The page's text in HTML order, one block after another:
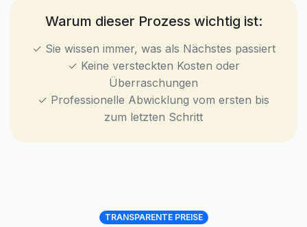
Warum dieser Prozess wichtig ist:
✓ Sie wissen immer, was als Nächstes passiert
✓ Keine versteckten Kosten oder
Überraschungen
✓ Professionelle Abwicklung vom ersten bis
zum letzten Schritt
TRANSPARENTE PREISE